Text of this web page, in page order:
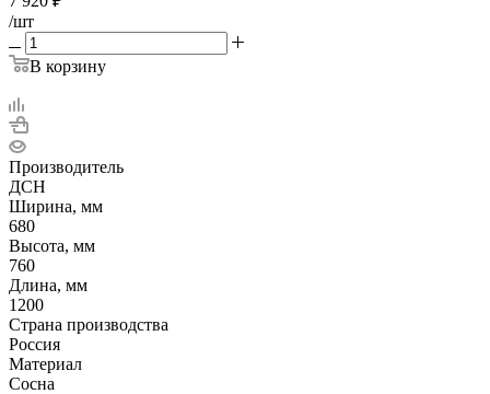
/шт
В корзину
Производитель
ДСН
Ширина, мм
680
Высота, мм
760
Длина, мм
1200
Страна производства
Россия
Материал
Сосна